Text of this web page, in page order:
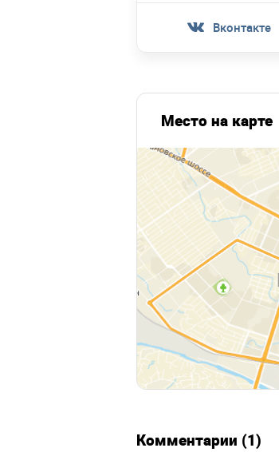
Вконтакте
Место на карте
Комментарии (1)